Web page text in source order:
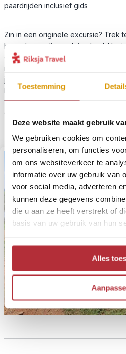
Toestemming
Deze website maakt gebruik
We gebruiken cookies om
personaliseren, om functies
om ons websiteverkeer te
informatie over uw gebruik van
voor social media, adverteren
kunnen deze gegevens
die u aan ze heeft verstrekt of
basis van uw gebruik van hun
Alles
paardrijden inclusief gids
Zin in een originele excursie? Trek
heuvels van dit prachtige land. Het
om klein wild te spotten te paard.
makkelijker benaderbaar te paard.
je over rode zandpaden, door het
beekjes. Hij vertelt je alles over de
wild dat je zelf al snel over het